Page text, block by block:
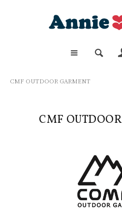
CMF OUTDOOR GARMENT
CMF